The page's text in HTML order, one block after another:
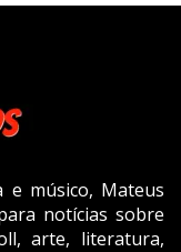
e músico, Mateus
notícias sobre
arte, literatura,